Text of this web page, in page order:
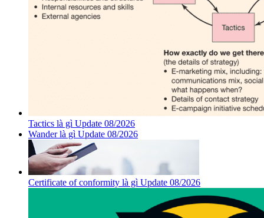
Tactics là gì Update 08/2026
Wander là gì Update 08/2026
Certificate of conformity là gì Update 08/2026